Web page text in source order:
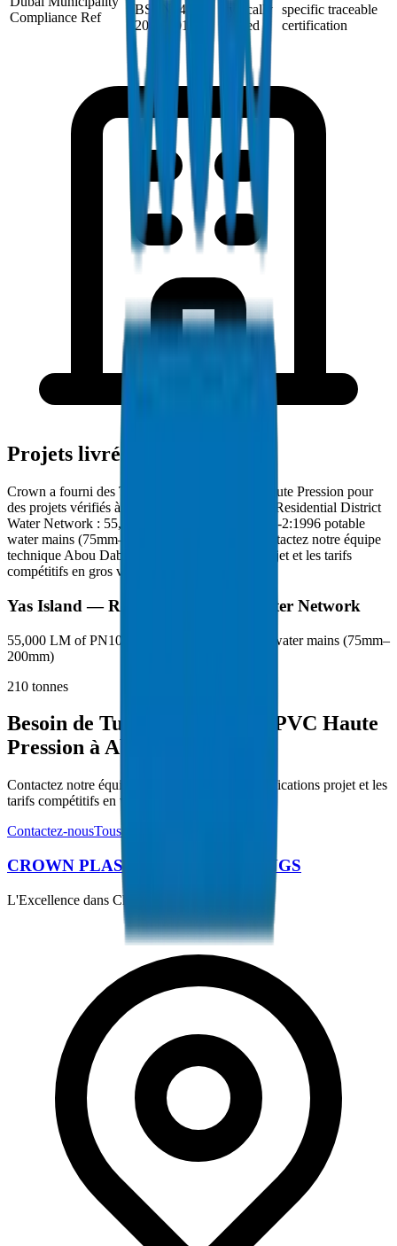
Compliance Ref
BSEN1452-
2024-001
typically
issued
specific traceable
certification
Projets livrés à Abou Dabi
Crown a fourni des Tuyaux / Raccords PVC Haute Pression pour
des projets vérifiés à Abou Dabi : Yas Island — Residential District
Water Network : 55,000 LM of PN10 ISO 4422-2:1996 potable
water mains (75mm–200mm) (210 tonnes). Contactez notre équipe
technique Abou Dabi pour les spécifications projet et les tarifs
compétitifs en gros volume.
Yas Island — Residential District Water Network
55,000 LM of PN10 ISO 4422-2:1996 potable water mains (75mm–
200mm)
210 tonnes
Besoin de Tuyaux / Raccords PVC Haute
Pression à Abou Dabi ?
Contactez notre équipe technique pour les spécifications projet et les
tarifs compétitifs en volume.
Contactez-nousTous les produits
CROWN PLASTIC PIPES / FITTINGS
L'Excellence dans Chaque Tuyau